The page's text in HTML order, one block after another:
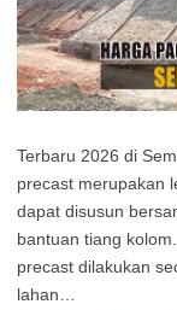
Terbaru 2026 di
precast merupakan
dapat disusun
bantuan tiang
precast dilakukan
lahan…